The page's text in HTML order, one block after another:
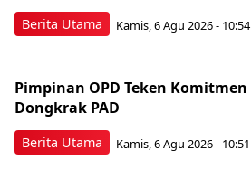
Berita Utama Kamis, 6 Agu 2026 - 10:54
Berita Utama
Pimpinan OPD Teken Komitmen
Dongkrak PAD
Kamis, 6 Agu 2026 - 10:51